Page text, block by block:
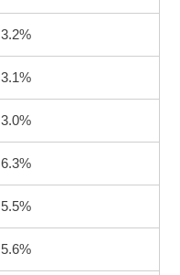
3.2%
3.1%
3.0%
6.3%
5.5%
5.6%